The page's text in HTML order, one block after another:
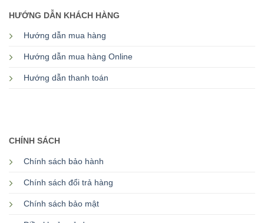
HƯỚNG DẪN KHÁCH HÀNG
Hướng dẫn mua hàng
Hướng dẫn mua hàng Online
Hướng dẫn thanh toán
CHÍNH SÁCH
Chính sách bảo hành
Chính sách đổi trả hàng
Chính sách bảo mật